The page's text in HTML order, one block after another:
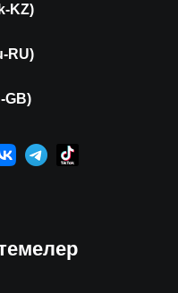
KZ)
RU)
GB)